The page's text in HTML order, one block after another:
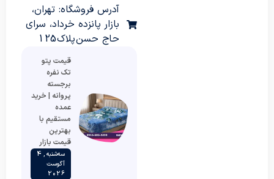
آدرس فروشگاه: تهران،
بازار پانزده خرداد، سرای
حاج حسن پلاک 125
قیمت پتو
تک نفره
برجسته
پروانه | خرید
عمده
مستقیم با
بهترین
قیمت بازار
سه‌شنبه , 4
آگوست
2026